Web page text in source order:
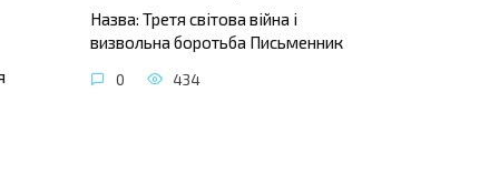
Назва: Третя світова війна і
визвольна боротьба Письменник
0 434